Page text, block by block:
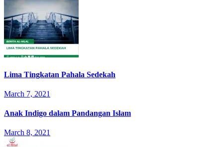
Lima Tingkatan Pahala Sedekah
March 7, 2021
Anak Indigo dalam Pandangan Islam
March 8, 2021